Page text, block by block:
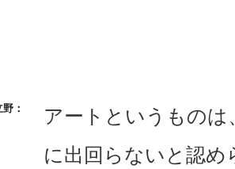
アートというもの
に出回らないと認